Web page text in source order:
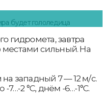
гидромета, завтра
местами сильный. На
западный 7 — 12 м/с.
7…-2 °С, днём -6…-1°С.